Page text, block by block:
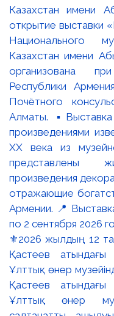
⚜️2026 жылдың 12
Қастеев атындағы
Ұлттық өнер
Қастеев атындағы
Ұлттық өнер